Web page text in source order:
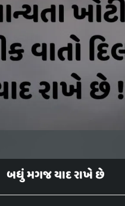
બધું મગજ યાદ રાખે છે